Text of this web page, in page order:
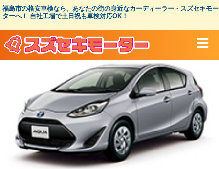
コ
ン
ツ
福島市の格安車検なら、あなたの街の身近なカーディーラー・スズセキモー
ターへ！ 自社工場で土日祝も車検対応OK！